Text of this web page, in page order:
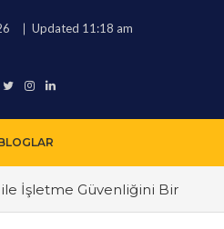
Updated 11:18 am
ile İşletme Güvenliğini Bir